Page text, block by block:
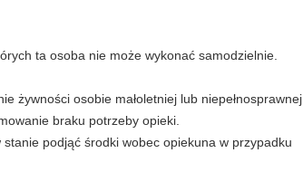
ta osoba nie może wykonać samodzielnie.
żywności osobie małoletniej lub niepełnosprawnej,
braku potrzeby opieki.
podjąć środki wobec opiekuna w przypadku